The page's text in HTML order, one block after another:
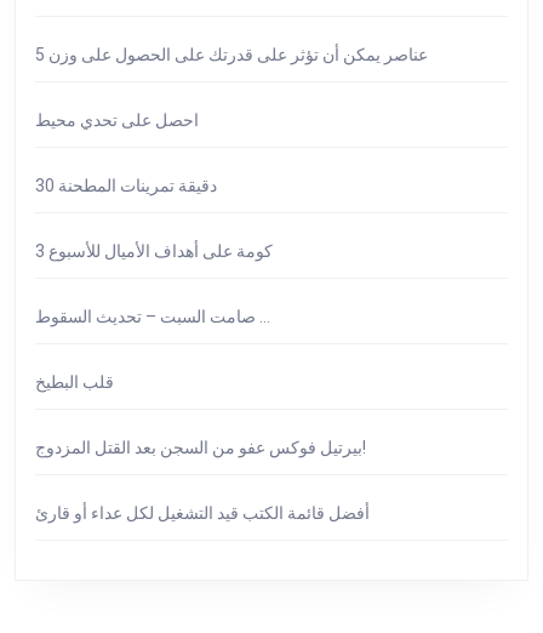
5 عناصر يمكن أن تؤثر على قدرتك على الحصول على وزن
احصل على تحدي محيط
30 دقيقة تمرينات المطحنة
كومة على أهداف الأميال للأسبوع 3
قلب البطيخ
بيرتيل فوكس عفو من السجن بعد القتل المزدوج!
أفضل قائمة الكتب قيد التشغيل لكل عداء أو قارئ